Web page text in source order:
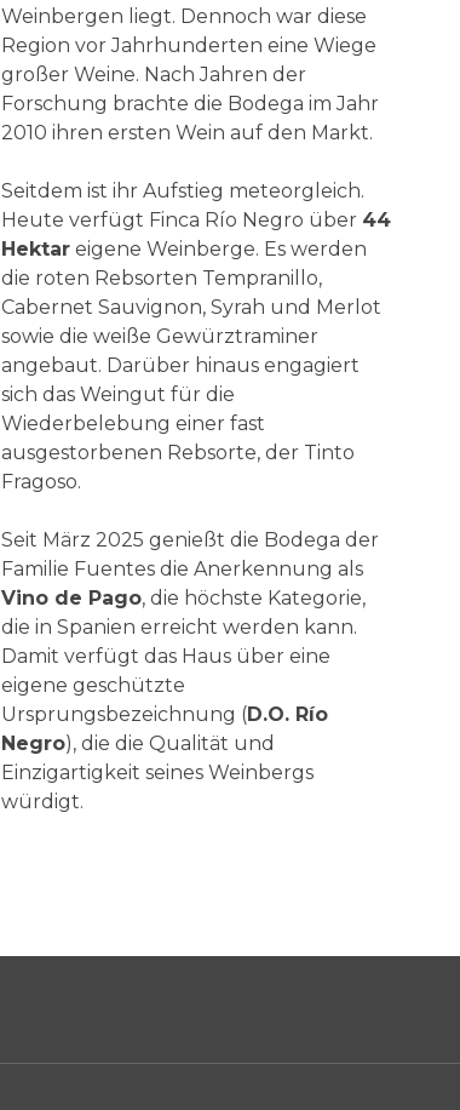
Weinbergen liegt. Dennoch war diese
Region vor Jahrhunderten eine Wiege
großer Weine. Nach Jahren der
Forschung brachte die Bodega im Jahr
2010 ihren ersten Wein auf den Markt.
Seitdem ist ihr Aufstieg meteorgleich.
Heute verfügt Finca Río Negro über 44
Hektareigene Weinberge. Es werden
die roten Rebsorten Tempranillo,
Cabernet Sauvignon, Syrah und Merlot
sowie die weiße Gewürztraminer
angebaut. Darüber hinaus engagiert
sich das Weingut für die
Wiederbelebung einer fast
ausgestorbenen Rebsorte, der Tinto
Fragoso.
Seit März 2025 genießt die Bodega der
Familie Fuentes die Anerkennung als
Vino de Pago, die höchste Kategorie,
die in Spanien erreicht werden kann.
Damit verfügt das Haus über eine
eigene geschützte
Ursprungsbezeichnung (D.O. Río
Negro), die die Qualität und
Einzigartigkeit seines Weinbergs
würdigt.